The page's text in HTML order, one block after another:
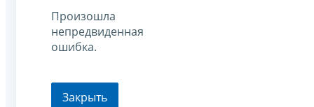
Произошла
непредвиденная
ошибка.
Закрыть